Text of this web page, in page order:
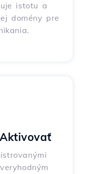
istotu a
domény pre